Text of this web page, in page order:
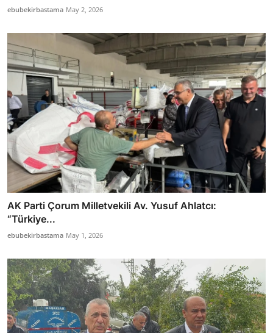
ebubekirbastama May 2, 2026
AK Parti Çorum Milletvekili Av. Yusuf Ahlatcı:
“Türkiye...
ebubekirbastama May 1, 2026